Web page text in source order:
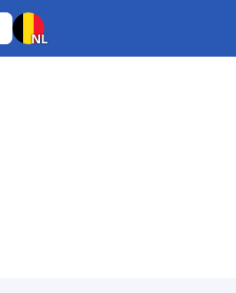
NL